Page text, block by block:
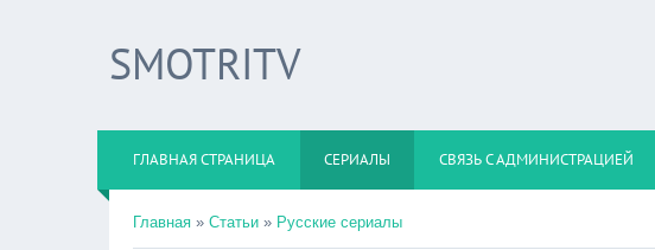
SMOTRITV
ГЛАВНАЯ СТРАНИЦА СЕРИАЛЫ СВЯЗЬ С АДМИНИСТРАЦИЕЙ
Главная » Статьи » Русские сериалы